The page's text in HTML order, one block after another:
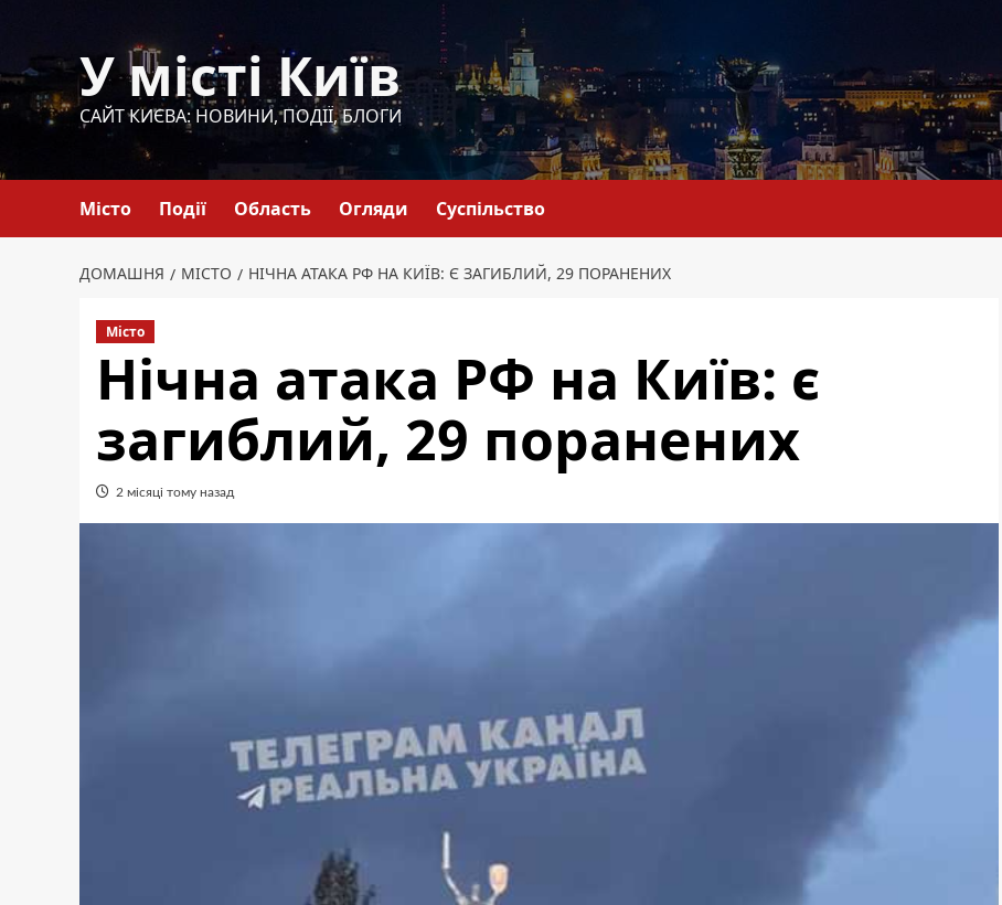
вмісту
У місті Київ
САЙТ КИЄВА: НОВИНИ, ПОДІЇ, БЛОГИ
Місто Події Область Огляди Суспільство
ДОМАШНЯ МІСТО НІЧНА АТАКА РФ НА КИЇВ: Є ЗАГИБЛИЙ, 29 ПОРАНЕНИХ
Місто
Нічна атака РФ на Київ: є
загиблий, 29 поранених
2 місяці тому назад